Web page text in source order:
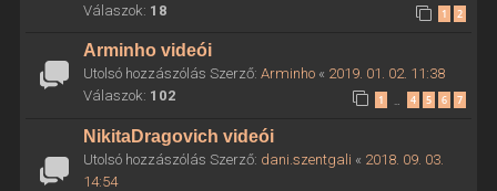
Válaszok: 18 1 2
Arminho videói
Utolsó hozzászólás Szerző: Arminho« 2019. 01. 02. 11:38
Válaszok: 102 1 … 4 5 6 7
NikitaDragovich videói
Utolsó hozzászólás Szerző: dani.szentgali « 2018. 09. 03.
14:54